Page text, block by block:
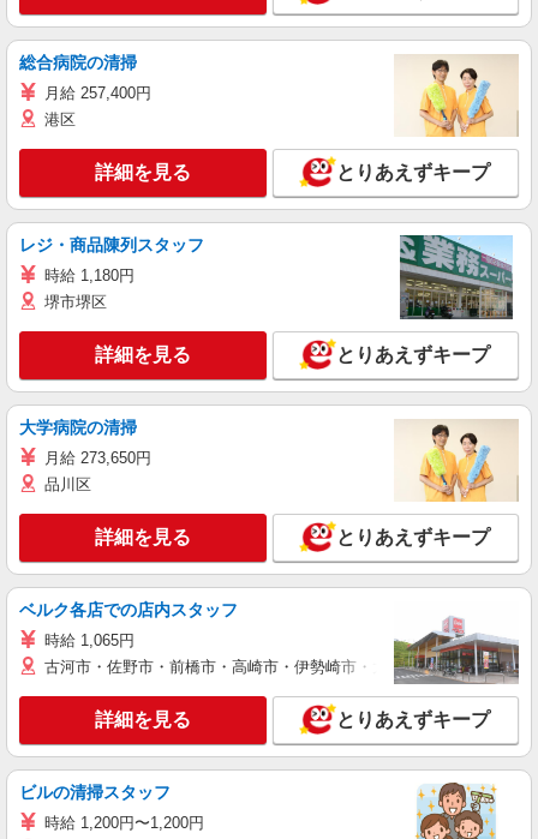
総合病院の清掃
月給 257,400円
港区
詳細を見る とりあえずキープ
レジ・商品陳列スタッフ
時給 1,180円
堺市堺区
詳細を見る とりあえずキープ
大学病院の清掃
月給 273,650円
品川区
詳細を見る とりあえずキープ
ベルク各店での店内スタッフ
時給 1,065円
古河市・佐野市・前橋市・高崎市・伊勢崎市・太田市・館林市・藤
詳細を見る とりあえずキープ
ビルの清掃スタッフ
時給 1,200円〜1,200円